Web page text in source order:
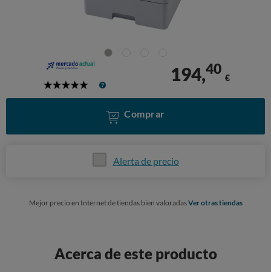
5
194,40
€
Comprar
Alerta de precio
Mejor precio en Internet de tiendas bien valoradasVer otras tiendas
Acerca de este producto